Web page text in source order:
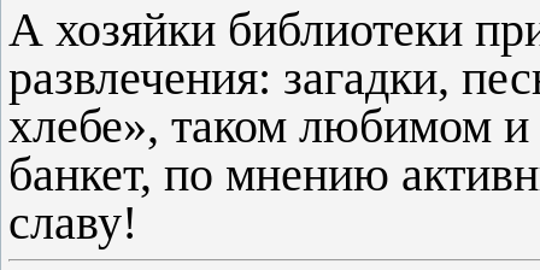
А хозяйки библиотеки
развлечения: загадки,
хлебе», таком любимом
банкет, по мнению
славу!